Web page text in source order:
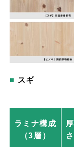
スギ
ラミナ構成
（3層）
厚
さ